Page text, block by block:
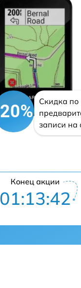
Скидка по
записи на
Конец акции
01:13:41